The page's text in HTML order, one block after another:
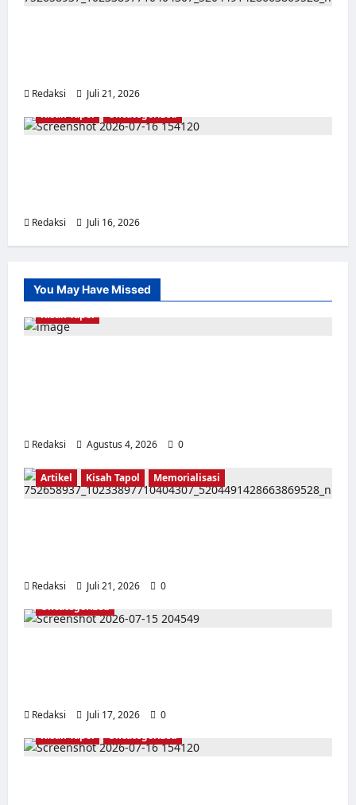
Redaksi Juli 21, 2026
Kisah Tapol
Uncategorized
Redaksi Juli 16, 2026
You May Have Missed
Kisah Tapol
Redaksi Agustus 4, 2026 0
Artikel Kisah Tapol Memorialisasi
Redaksi Juli 21, 2026
0
Uncategorized
Redaksi Juli 17, 2026
0
Kisah Tapol
Uncategorized